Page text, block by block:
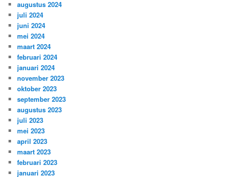
augustus 2024
juli 2024
juni 2024
mei 2024
maart 2024
februari 2024
januari 2024
november 2023
oktober 2023
september 2023
augustus 2023
juli 2023
mei 2023
april 2023
maart 2023
februari 2023
januari 2023